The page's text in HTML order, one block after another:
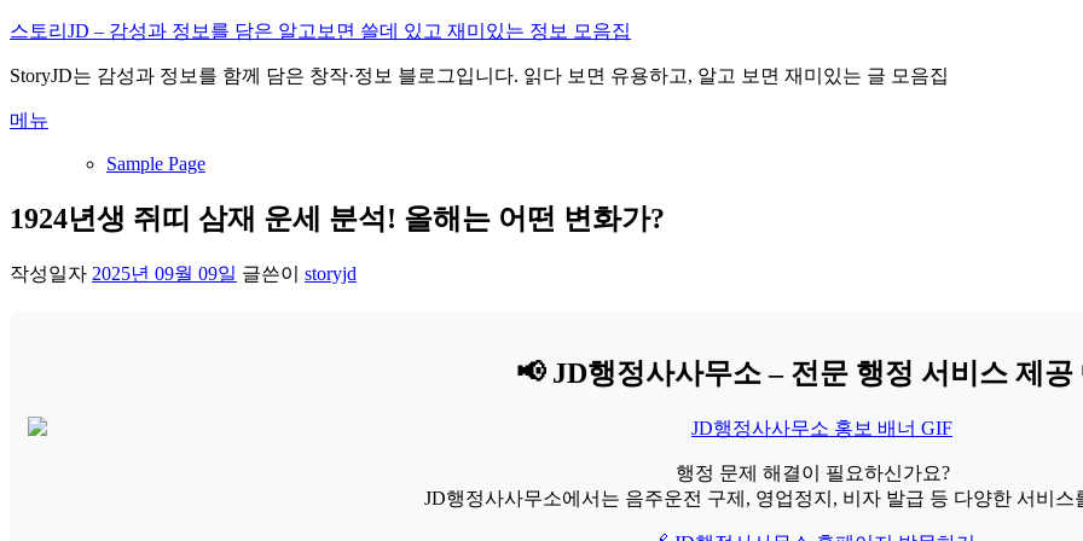
내
으
바
기
스토리JD – 감성과 정보를 담은 알고보면 쓸데 있고 재미있는 정보 모음집
StoryJD는 감성과 정보를 함께 담은 창작·정보 블로그입니다. 읽다 보면 유용하고, 알고 보면 재미있는 글 모음집
메뉴
Sample Page
1924년생 쥐띠 삼재 운세 분석! 올해는 어떤 변화가?
작성일자 2025년 09월 09일 글쓴이 storyjd
📢 JD행정사사무소 – 전문 행정 서비스 제공
행정 문제 해결이 필요하신가요?
JD행정사사무소에서는 음주운전 구제, 영업정지, 비자 발급 등 다양한 서비스